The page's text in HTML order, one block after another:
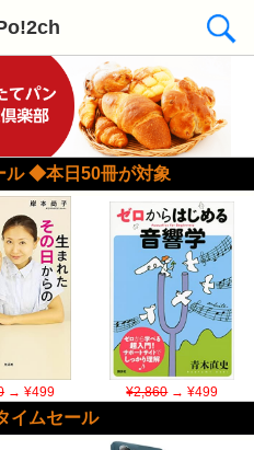
ル ◆本日50冊が対象
→ ¥499 ¥2,860→ ¥499
イムセール